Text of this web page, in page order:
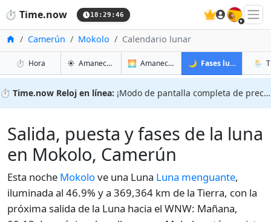
⏱️ Time.now 18:29:47 🇪🇸
InicioCamerún Mokolo Calendario lunar
⏱️ Horaen Mokolo
☀️ Amanecer y atardecer en Mokolo
🌅 Amanecer y atardecer mañana en
🌙 Fases lunares en
🌦️
⏱️ Time.now Reloj en línea: ¡Modo de pantalla completa de precisión!
Salida, puesta y fases de la luna
en Mokolo, Camerún
Esta noche Mokolove una Luna Luna menguante,
iluminada al 46.9% y a 369,364 km de la Tierra, con la
próxima salida de la Luna hacia el WNW: Mañana,